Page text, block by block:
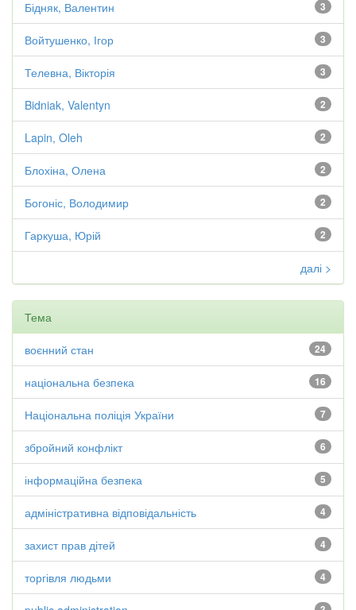
3
Бідняк, Валентин
3
Войтушенко, Ігор
3
Телевна, Вікторія
2
Bidniak, Valentyn
2
Lapin, Oleh
2
Блохіна, Олена
2
Богоніс, Володимир
2
Гаркуша, Юрій
далі >
Тема
24
воєнний стан
16
національна безпека
7
Національна поліція України
6
збройний конфлікт
5
інформаційна безпека
4
адміністративна відповідальність
4
захист прав дітей
4
торгівля людьми